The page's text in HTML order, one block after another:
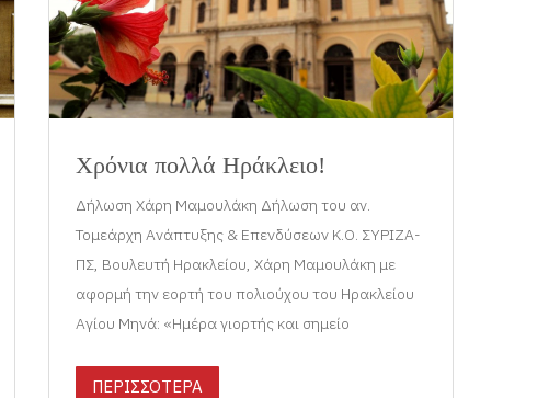
Χρόνια πολλά Ηράκλειο!
Δήλωση Χάρη Μαμουλάκη Δήλωση του αν.
Τομεάρχη Ανάπτυξης & Επενδύσεων Κ.Ο. ΣΥΡΙΖΑ-
ΠΣ, Βουλευτή Ηρακλείου, Χάρη Μαμουλάκη με
αφορμή την εορτή του πολιούχου του Ηρακλείου
Αγίου Μηνά: «Ημέρα γιορτής και σημείο
ΠΕΡΙΣΣΟΤΕΡΑ